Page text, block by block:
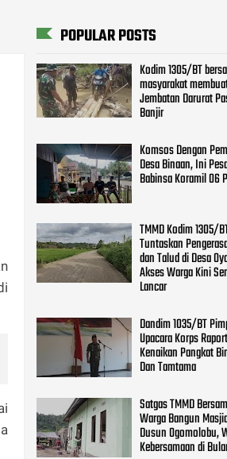
POPULAR POSTS
Kodim 1305/BT
masyarakat
Jembatan Darurat
Banjir
Komsos Dengan
Desa Binaan, Ini
Babinsa Koramil 06
TMMD Kodim 1305/
Tuntaskan
dan Talud di Desa
Akses Warga Kini
Lancar
Dandim 1035/BT
Upacara Korps Raport
Kenaikan Pangkat
Dan Tamtama
Satgas TMMD
Warga Bangun
Dusun Ogomolobu,
Kebersamaan di